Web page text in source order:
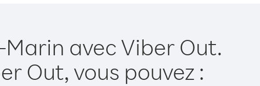
avec Viber Out.
Out, vous pouvez :